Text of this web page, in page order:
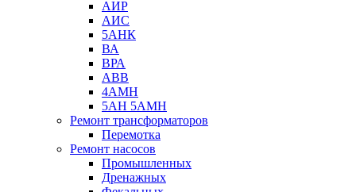
АИР
АИС
5АНК
ВА
ВРА
ABB
4АМН
5АН 5АМН
Ремонт трансформаторов
Перемотка
Ремонт насосов
Промышленных
Дренажных